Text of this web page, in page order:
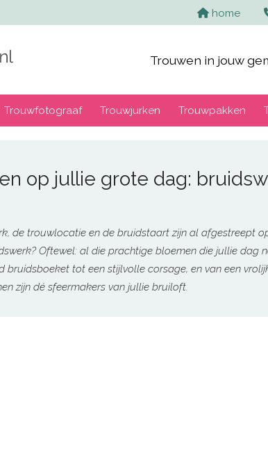
home
Trouwen in jouw
Trouwfotograaf Trouwjurken Trouwpakken
op jullie grote dag:
de trouwlocatie en de bruidstaart zijn al afgestreept
Oftewel: al die prachtige bloemen die jullie dag
bruidsboeket tot een stijlvolle corsage, en van een
zijn dé sfeermakers van jullie bruiloft.